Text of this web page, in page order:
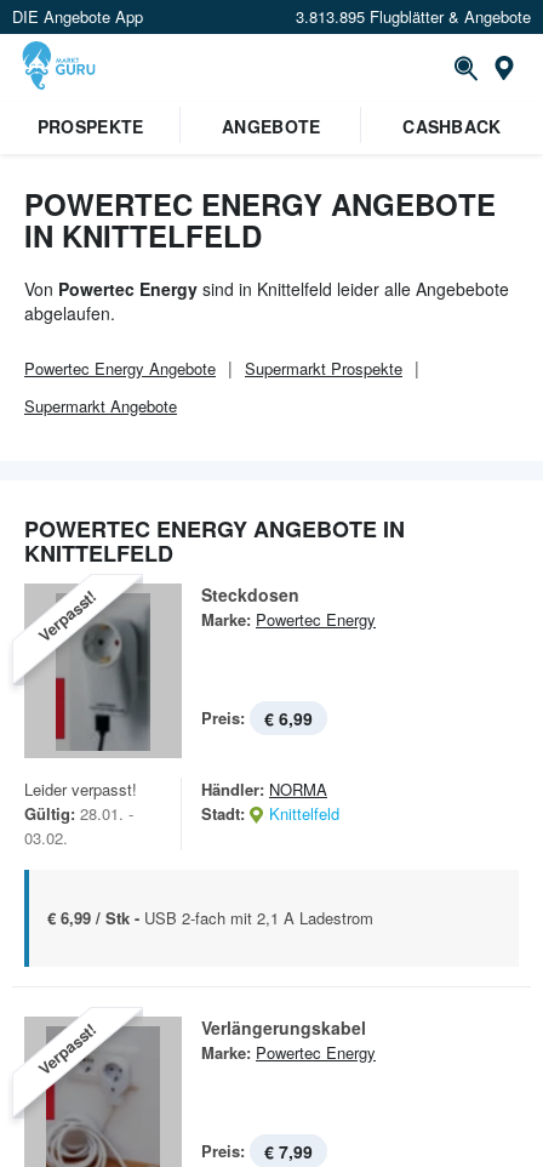
DIE Angebote App 3.813.895 Flugblätter & Angebote
PROSPEKTE
ANGEBOTE CASHBACK
POWERTEC ENERGY ANGEBOTE
IN KNITTELFELD
Von Powertec Energy sind in Knittelfeld leider alle Angebebote
abgelaufen.
Powertec Energy Angebote Supermarkt Prospekte
Supermarkt Angebote
POWERTEC ENERGY ANGEBOTE IN
KNITTELFELD
Verpasst! Steckdosen
Marke: Powertec Energy
Preis: € 6,99
Leider verpasst!
Gültig: 28.01. -
03.02.
Händler: NORMA
Stadt:
Knittelfeld
€ 6,99 / Stk - USB 2-fach mit 2,1 A Ladestrom
Verpasst! Verlängerungskabel
Marke: Powertec Energy
Preis: € 7,99